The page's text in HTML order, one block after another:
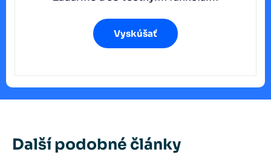
Vyskúšať
Další podobné články